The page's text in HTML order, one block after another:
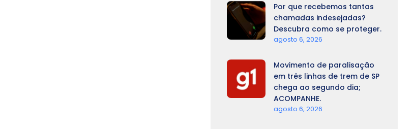
Por que recebemos tantas
chamadas indesejadas?
Descubra como se proteger.
agosto 6, 2026
Movimento de paralisação
em três linhas de trem de SP
chega ao segundo dia;
ACOMPANHE.
agosto 6, 2026